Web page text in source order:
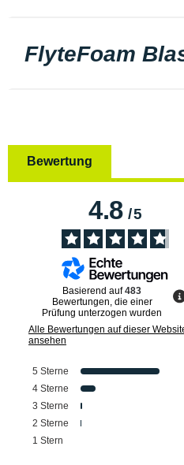
FlyteFoam
Bewertung
4.8/5
Basierend auf483
Bewertungen, die einer
Prüfung unterzogen wurden
Alle Bewertungen auf dieser
ansehen
5 Sterne
4 Sterne
3 Sterne
2 Sterne
1 Stern